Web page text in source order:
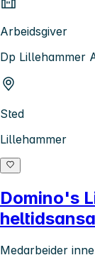
Arbeidsgiver
Dp Lillehammer
Sted
Lillehammer
Domino's
Medarbeider